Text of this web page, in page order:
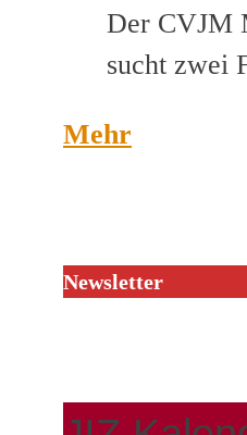
Der CVJM
sucht zwei
Mehr
Newsletter